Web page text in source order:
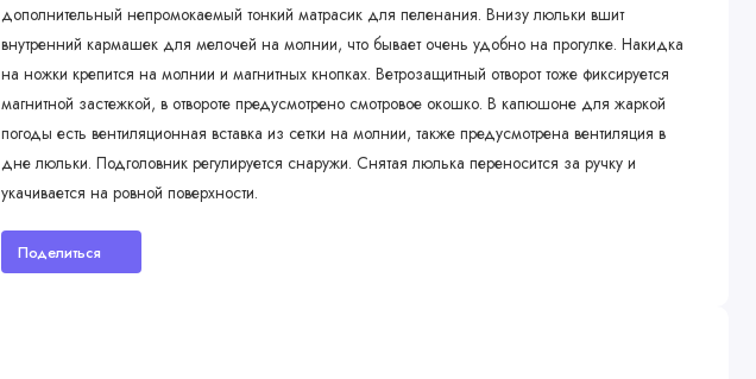
дополнительный непромокаемый тонкий матрасик для пеленания. Внизу люльки вшит
внутренний кармашек для мелочей на молнии, что бывает очень удобно на прогулке. Накидка
на ножки крепится на молнии и магнитных кнопках. Ветрозащитный отворот тоже фиксируется
магнитной застежкой, в отвороте предусмотрено смотровое окошко. В капюшоне для жаркой
погоды есть вентиляционная вставка из сетки на молнии, также предусмотрена вентиляция в
дне люльки. Подголовник регулируется снаружи. Снятая люлька переносится за ручку и
укачивается на ровной поверхности.
Поделиться